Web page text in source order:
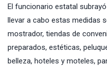
El funcionario estatal
llevar a cabo estas medidas
mostrador, tiendas de
preparados, estéticas,
belleza, hoteles y moteles,